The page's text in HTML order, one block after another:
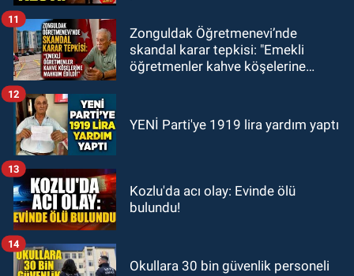
Zonguldak Öğretmenevi’nde
skandal karar tepkisi: "Emekli
öğretmenler kahve köşelerine
11
YENİ Parti'ye 1919 lira yardım yaptı
12
Kozlu'da acı olay: Evinde ölü
bulundu!
13
Okullara 30 bin güvenlik personeli
14